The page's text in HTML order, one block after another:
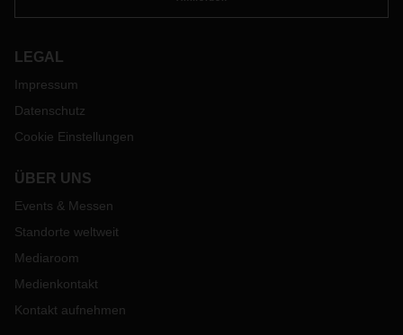
aus Sambia Kempten im Allgäu besucht und sich intensiv mit
beider Länder auszahlt und zu ihrer
Persönlichkeitsentwicklung beiträgt.
LEGAL
Impressum
Datenschutz
Cookie Einstellungen
ÜBER UNS
Events & Messen
Standorte weltweit
Mediaroom
Medienkontakt
Kontakt aufnehmen